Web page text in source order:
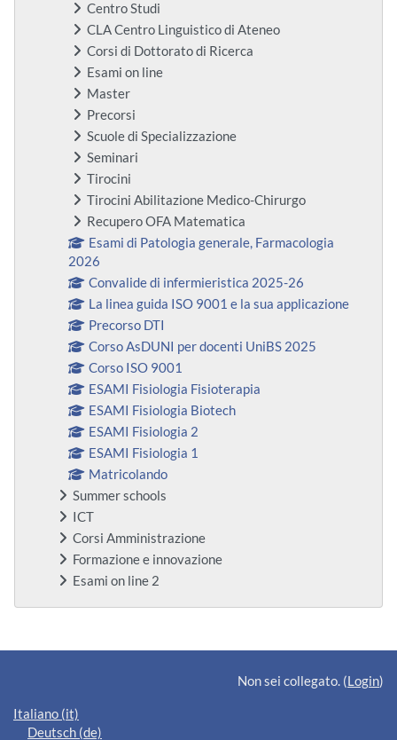
Centro Studi
CLA Centro Linguistico di Ateneo
Corsi di Dottorato di Ricerca
Esami on line
Master
Precorsi
Scuole di Specializzazione
Seminari
Tirocini
Tirocini Abilitazione Medico-Chirurgo
Recupero OFA Matematica
Esami di Patologia generale, Farmacologia
2026
Convalide di infermieristica 2025-26
La linea guida ISO 9001 e la sua applicazione
Precorso DTI
Corso AsDUNI per docenti UniBS 2025
Corso ISO 9001
ESAMI Fisiologia Fisioterapia
ESAMI Fisiologia Biotech
ESAMI Fisiologia 2
ESAMI Fisiologia 1
Matricolando
Summer schools
ICT
Corsi Amministrazione
Formazione e innovazione
Esami on line 2
Blocchi supplementari
Non sei collegato. (Login)
Italiano ‎(it)‎
Deutsch ‎(de)‎